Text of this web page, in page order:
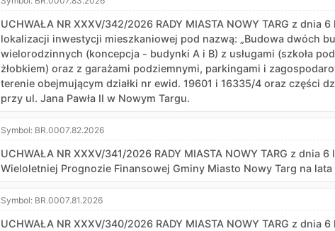
UCHWAŁA NR XXXV/342/2026 RADY MIASTA NOWY TARG z dnia
lokalizacji inwestycji mieszkaniowej pod nazwą: „Budowa dwóch
wielorodzinnych (koncepcja - budynki A i B) z usługami (szkoła
żłobkiem) oraz z garażami podziemnymi, parkingami i
terenie obejmującym działki nr ewid. 19601 i 16335/4 oraz części
przy ul. Jana Pawła II w Nowym Targu.
Symbol: BR.0007.82.2026
UCHWAŁA NR XXXV/341/2026 RADY MIASTA NOWY TARG z dnia
Wieloletniej Prognozie Finansowej Gminy Miasto Nowy Targ na
Symbol: BR.0007.81.2026
UCHWAŁA NR XXXV/340/2026 RADY MIASTA NOWY TARG z dnia